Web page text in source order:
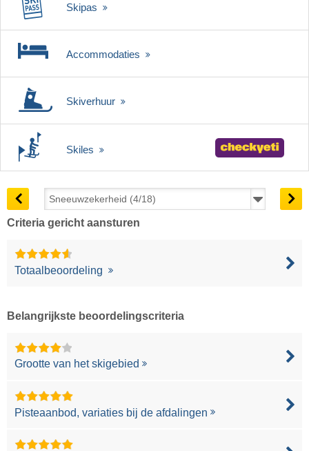
Skipas
Accommodaties
Skiverhuur
Skiles
Criteria gericht aansturen
Totaalbeoordeling
Belangrijkste beoordelingscriteria
Grootte van het skigebied
Pisteaanbod, variaties bij de afdalingen